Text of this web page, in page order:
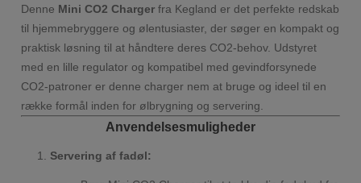
Denne Mini CO2 Charger fra Kegland er det perfekte redskab
til hjemmebryggere og ølentusiaster, der søger en kompakt og
praktisk løsning til at håndtere deres CO2-behov. Udstyret
med en lille regulator og kompatibel med gevindforsynede
CO2-patroner er denne charger nem at bruge og ideel til en
række formål inden for ølbrygning og servering.
Anvendelsesmuligheder
Servering af fadøl: